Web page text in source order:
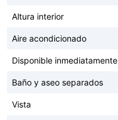
Altura interior
Aire acondicionado
Disponible inmediatamente
Baño y aseo separados
Vista